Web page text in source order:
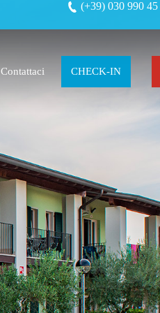
(+39) 030 990 45
Contattaci CHECK-IN